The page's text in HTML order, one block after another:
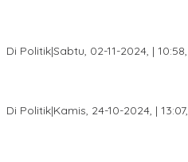
Di Politik|Sabtu, 02-11-2024, | 10:58,
Di Politik|Kamis, 24-10-2024, | 13:07,